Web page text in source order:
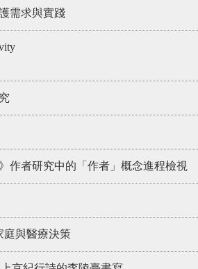
需求與實踐
作者研究中的「作者」概念進程檢視
庭與醫療決策